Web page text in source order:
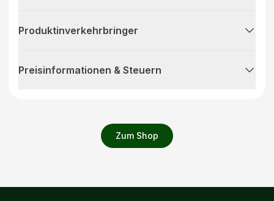
Zum Shop
Produktinverkehrbringer
Preisinformationen & Steuern